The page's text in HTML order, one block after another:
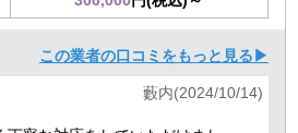
この業者の口コミをもっと見る▶
藪内(2024/10/14)